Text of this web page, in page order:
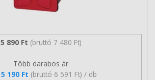
5 890 Ft (bruttó 7 480 Ft)
Több darabos ár
5 190 Ft (bruttó 6 591 Ft) / db